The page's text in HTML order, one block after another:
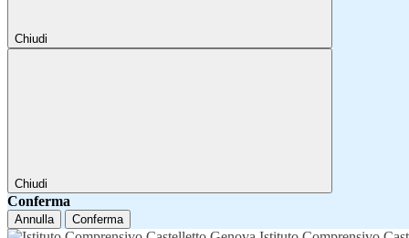
Chiudi
Chiudi
Conferma
Annulla Conferma